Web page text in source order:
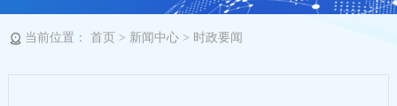
当前位置： 首页> 新闻中心> 时政要闻